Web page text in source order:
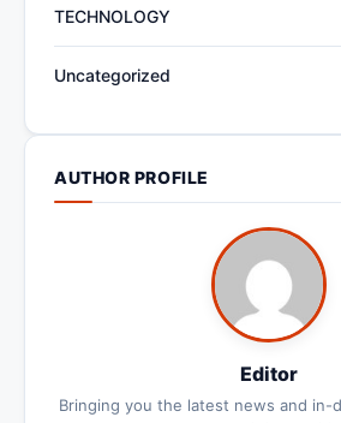
TECHNOLOGY
Uncategorized
AUTHOR PROFILE
Editor
Bringing you the latest news and in-